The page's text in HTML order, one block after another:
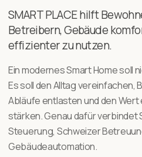
SMART PLACE hilft
Betreibern, Gebäude
effizienter zu nutzen.
Ein modernes Smart Home soll
Es soll den Alltag
Abläufe entlasten und den
stärken. Genau dafür verbindet
Steuerung, Schweizer
Gebäudeautomation.